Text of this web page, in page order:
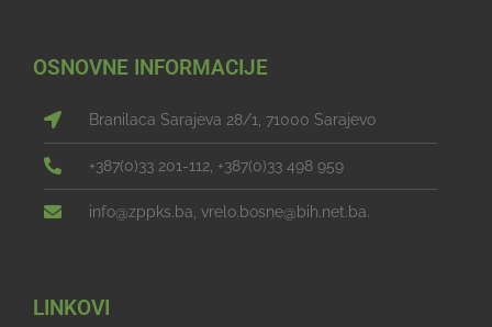
OSNOVNE INFORMACIJE
Branilaca Sarajeva 28/1, 71000 Sarajevo
+387(0)33 201-112, +387(0)33 498 959
info@zppks.ba, vrelo.bosne@bih.net.ba.
LINKOVI